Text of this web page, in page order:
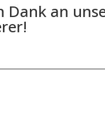
Dank an